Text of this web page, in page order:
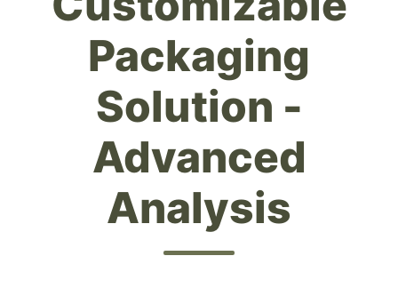
Packaging
Solution -
Advanced
Analysis